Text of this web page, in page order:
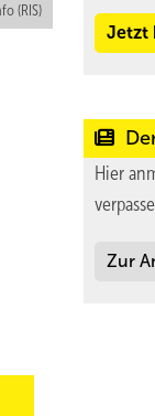
(RIS)
Jetzt
Hier
Zur